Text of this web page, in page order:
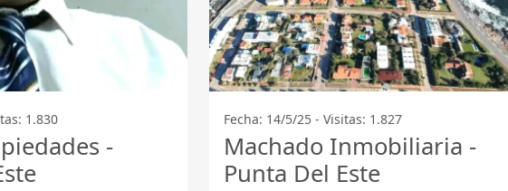
1.830
-
Fecha: 14/5/25 - Visitas: 1.827
Machado Inmobiliaria -
Punta Del Este